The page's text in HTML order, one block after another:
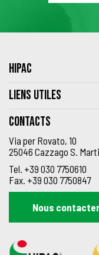
HIPAC
LIENS UTILES
Contacts
Via per Rovato, 10
25046 Cazzago S.
Tel. +39 030 7750610
Fax. +39 030 7750847
Nous contacter